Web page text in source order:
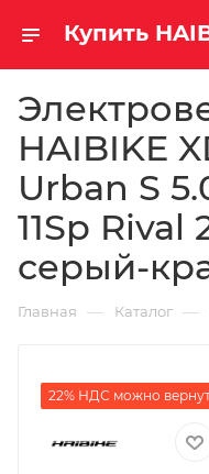
HAIBIKE
Urban S
11Sp Rival
серый-
Главная — Каталог —
22% НДС можно